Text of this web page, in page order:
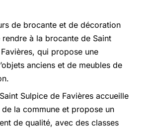
de brocante et de décoration
rendre à la brocante de Saint
qui propose une
anciens et de meubles de
Sulpice de Favières accueille
de la commune et propose un
de qualité, avec des classes